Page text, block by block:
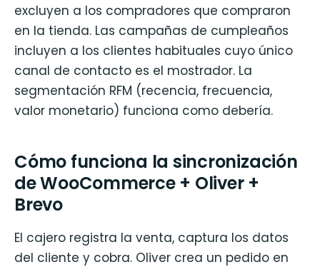
excluyen a los compradores que compraron
en la tienda. Las campañas de cumpleaños
incluyen a los clientes habituales cuyo único
canal de contacto es el mostrador. La
segmentación RFM (recencia, frecuencia,
valor monetario) funciona como debería.
Cómo funciona la sincronización
de WooCommerce + Oliver +
Brevo
El cajero registra la venta, captura los datos
del cliente y cobra. Oliver crea un pedido en